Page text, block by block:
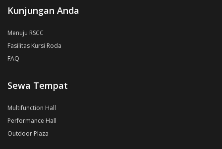
Kunjungan Anda
Menuju RSCC
Fasilitas Kursi Roda
FAQ
Sewa Tempat
Multifunction Hall
Performance Hall
Outdoor Plaza